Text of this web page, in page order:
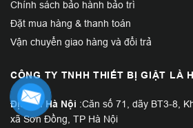
Chính sách bảo hành bảo trì
Đặt mua hàng & thanh toán
Vận chuyển giao hàng và đổi trả
CÔNG TY TNHH THIẾT BỊ GIẶT LÀ
Địa chỉ Hà Nội :Căn số 71, dãy BT3-8,
xã Sơn Đồng, TP Hà Nội